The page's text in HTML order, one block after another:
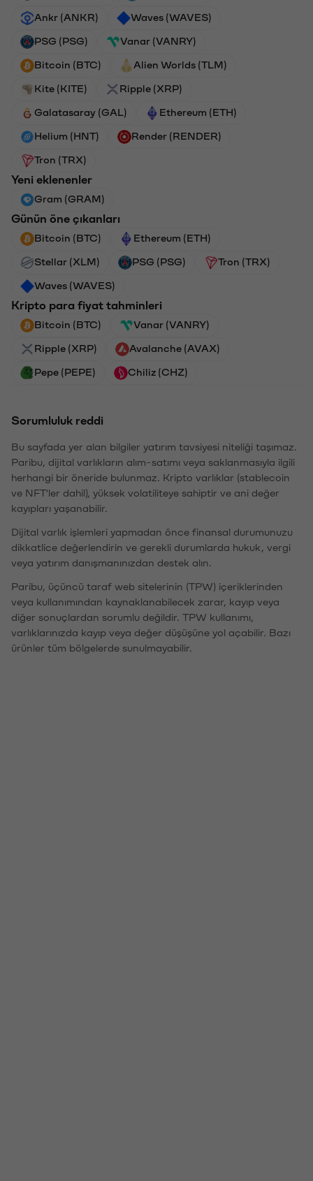
Ankr (ANKR) Waves (WAVES)
PSG (PSG) Vanar (VANRY)
Bitcoin (BTC) Alien Worlds (TLM)
Kite (KITE) Ripple (XRP)
Galatasaray (GAL) Ethereum (ETH)
Helium (HNT) Render (RENDER)
Tron (TRX)
Yeni eklenenler
Gram (GRAM)
Günün öne çıkanları
Bitcoin (BTC) Ethereum (ETH)
Stellar (XLM) PSG (PSG) Tron (TRX)
Waves (WAVES)
Kripto para fiyat tahminleri
Bitcoin (BTC) Vanar (VANRY)
Ripple (XRP) Avalanche (AVAX)
Pepe (PEPE) Chiliz (CHZ)
Sorumluluk reddi
Bu sayfada yer alan bilgiler yatırım tavsiyesi niteliği taşımaz.
Paribu, dijital varlıkların alım-satımı veya saklanmasıyla ilgili
herhangi bir öneride bulunmaz. Kripto varlıklar (stablecoin
ve NFT'ler dahil), yüksek volatiliteye sahiptir ve ani değer
kayıpları yaşanabilir.
Dijital varlık işlemleri yapmadan önce finansal durumunuzu
dikkatlice değerlendirin ve gerekli durumlarda hukuk, vergi
veya yatırım danışmanınızdan destek alın.
Paribu, üçüncü taraf web sitelerinin (TPW) içeriklerinden
veya kullanımından kaynaklanabilecek zarar, kayıp veya
diğer sonuçlardan sorumlu değildir. TPW kullanımı,
varlıklarınızda kayıp veya değer düşüşüne yol açabilir. Bazı
ürünler tüm bölgelerde sunulmayabilir.